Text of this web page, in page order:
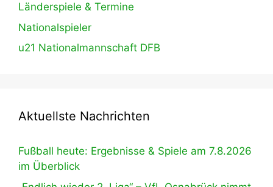
Länderspiele & Termine
Nationalspieler
u21 Nationalmannschaft DFB
Aktuellste Nachrichten
Fußball heute: Ergebnisse & Spiele am 7.8.2026
im Überblick